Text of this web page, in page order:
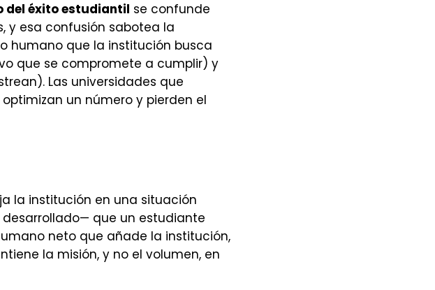
del éxito estudiantil se confunde
y esa confusión sabotea la
humano que la institución busca
que se compromete a cumplir) y
Las universidades que
un número y pierden el
la institución en una situación
que un estudiante
neto que añade la institución,
la misión, y no el volumen, en